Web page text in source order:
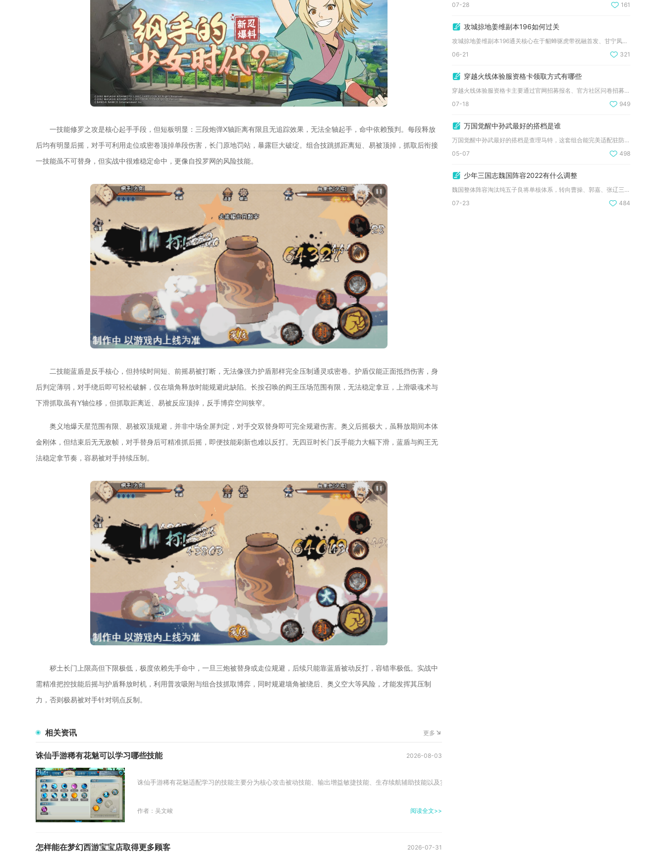
一技能修罗之攻是核心起手手段，但短板明显：三段炮弹X轴距离有限且无追踪效果，无法全轴起手，命中依赖预判。每段释放
后均有明显后摇，对手可利用走位或密卷顶掉单段伤害，长门原地罚站，暴露巨大破绽。组合技跳抓距离短、易被顶掉，抓取后衔接
一技能虽不可替身，但实战中很难稳定命中，更像自投罗网的风险技能。
二技能蓝盾是反手核心，但持续时间短、前摇易被打断，无法像强力护盾那样完全压制通灵或密卷。护盾仅能正面抵挡伤害，身
后判定薄弱，对手绕后即可轻松破解，仅在墙角释放时能规避此缺陷。长按召唤的阎王压场范围有限，无法稳定拿豆，上滑吸魂术与
下滑抓取虽有Y轴位移，但抓取距离近、易被反应顶掉，反手博弈空间狭窄。
奥义地爆天星范围有限、易被双顶规避，并非中场全屏判定，对手交双替身即可完全规避伤害。奥义后摇极大，虽释放期间本体
金刚体，但结束后无无敌帧，对手替身后可精准抓后摇，即便技能刷新也难以反打。无四豆时长门反手能力大幅下滑，蓝盾与阎王无
法稳定拿节奏，容易被对手持续压制。
秽土长门上限高但下限极低，极度依赖先手命中，一旦三炮被替身或走位规避，后续只能靠蓝盾被动反打，容错率极低。实战中
需精准把控技能后摇与护盾释放时机，利用普攻吸附与组合技抓取博弈，同时规避墙角被绕后、奥义空大等风险，才能发挥其压制
力，否则极易被对手针对弱点反制。
相关资讯 更多
诛仙手游稀有花魅可以学习哪些技能 2026-08-03
诛仙手游稀有花魅适配学习的技能主要分为核心攻击被动技能、输出增益敏捷技能、生存续航辅助技能以及实战功能性主动技能四大类，主攻斗志属性的它优先学习锋利、贯注、全力、
作者：吴文峻 阅读全文>>
怎样能在梦幻西游宝宝店取得更多顾客 2026-07-31
07-28
161
攻城掠地姜维副本196如何过关
攻城掠地姜维副本196通关核心在于貂蝉驱虎带祝融首发、甘宁凤...
06-21
321
穿越火线体验服资格卡领取方式有哪些
穿越火线体验服资格卡主要通过官网招募报名、官方社区问卷招募、...
07-18
949
万国觉醒中孙武最好的搭档是谁
万国觉醒中孙武最好的搭档是查理马特，这套组合能完美适配驻防、...
05-07
498
少年三国志魏国阵容2022有什么调整
魏国整体阵容淘汰纯五子良将单核体系，转向曹操、郭嘉、张辽三核...
07-23
484